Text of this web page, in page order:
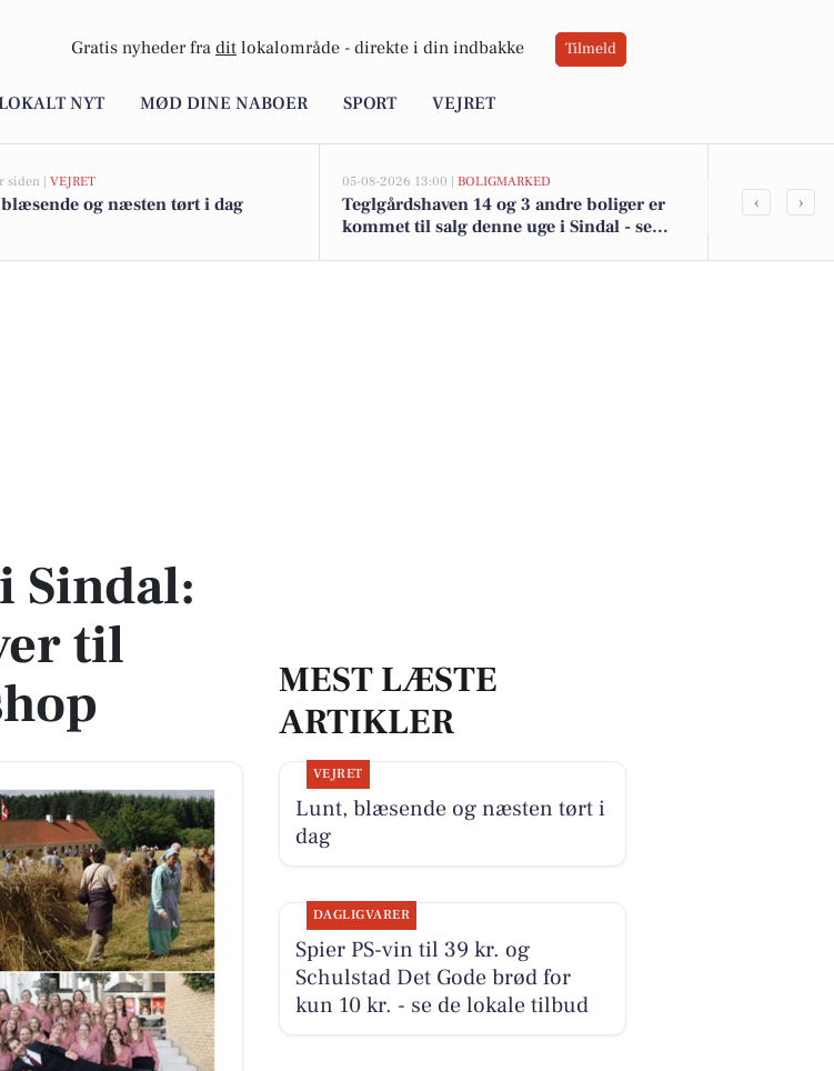
Gratis nyheder fra dit lokalområde - direkte i din indbakke Tilmeld
NYT MØD DINE NABOER SPORT VEJRET
siden | VEJRET
og næsten tørt i dag
05-08-2026 13:00 | BOLIGMARKED
Teglgårdshaven 14 og 3 andre boliger er
kommet til salg denne uge i Sindal - se
Top 6 over
‹ ›
Sindal:
til
MEST LÆSTE
ARTIKLER
VEJRET
Lunt, blæsende og næsten tørt i
dag
DAGLIGVARER
Spier PS-vin til 39 kr. og
Schulstad Det Gode brød for
kun 10 kr. - se de lokale tilbud